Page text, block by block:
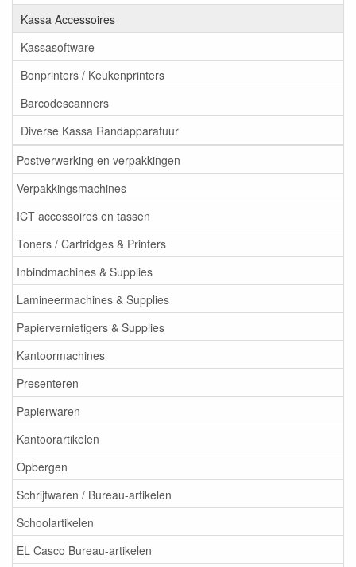
Kassa Accessoires
Kassasoftware
Bonprinters / Keukenprinters
Barcodescanners
Diverse Kassa Randapparatuur
Postverwerking en verpakkingen
Verpakkingsmachines
ICT accessoires en tassen
Toners / Cartridges & Printers
Inbindmachines & Supplies
Lamineermachines & Supplies
Papiervernietigers & Supplies
Kantoormachines
Presenteren
Papierwaren
Kantoorartikelen
Opbergen
Schrijfwaren / Bureau-artikelen
Schoolartikelen
EL Casco Bureau-artikelen